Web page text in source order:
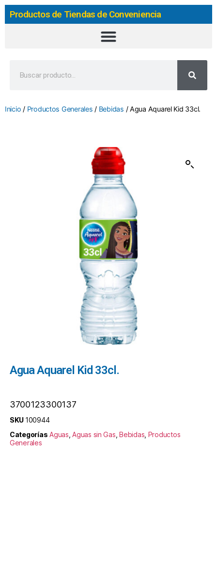
Productos de Tiendas de Conveniencia
Inicio / Productos Generales / Bebidas / Agua Aquarel Kid 33cl.
Agua Aquarel Kid 33cl.
3700123300137
SKU 100944
Categorías Aguas ,Aguas sin Gas ,Bebidas Productos
Generales